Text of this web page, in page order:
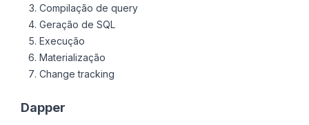
Compilação de query
Geração de SQL
Execução
Materialização
Change tracking
Dapper